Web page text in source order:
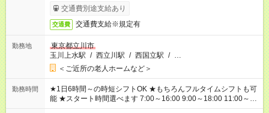
完了次第のお支払いとなります。
交通費別途支給あり
交通費 交通費支給※規定有
勤務地
東京都立川市
玉川上水駅 / 西立川駅 / 西国立駅 / …
＜ご近所の老人ホームなど＞
勤務時間
★1日6時間～の時短シフトOK ★もちろんフルタイムシフトも可
能 ★スタート時間選べます 7:00～16:00 9:00～18:00 11:00～
20:00 など 残業なし！ ※Wワークの場合、他のお仕事と合わせ